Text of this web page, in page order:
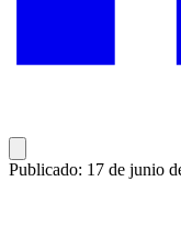
Publicado: 17 de junio